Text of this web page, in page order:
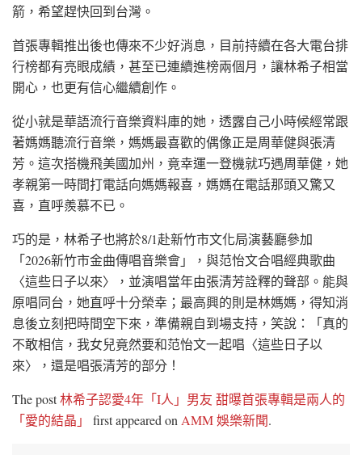
箭，希望趕快回到台灣。
首張專輯推出後也傳來不少好消息，目前持續在各大電台排
行榜都有亮眼成績，甚至已連續進榜兩個月，讓林希子相當
開心，也更有信心繼續創作。
從小就是華語流行音樂資料庫的她，透露自己小時候經常跟
著媽媽聽流行音樂，媽媽最喜歡的偶像正是周華健與張清
芳。這次搭機飛美國加州，竟幸運一登機就巧遇周華健，她
孝親第一時間打電話向媽媽報喜，媽媽在電話那頭又驚又
喜，直呼羨慕不已。
巧的是，林希子也將於8/1赴新竹市文化局演藝廳參加
「2026新竹市金曲傳唱音樂會」，與范怡文合唱經典歌曲
〈這些日子以來〉，並演唱當年由張清芳詮釋的聲部。能與
原唱同台，她直呼十分榮幸；最高興的則是林媽媽，得知消
息後立刻把時間空下來，準備親自到場支持，笑說：「真的
不敢相信，我女兒竟然要和范怡文一起唱〈這些日子以
來〉，還是唱張清芳的部分！
The post林希子認愛4年「I人」男友 甜曝首張專輯是兩人的
「愛的結晶」
first appeared onAMM 娛樂新聞.